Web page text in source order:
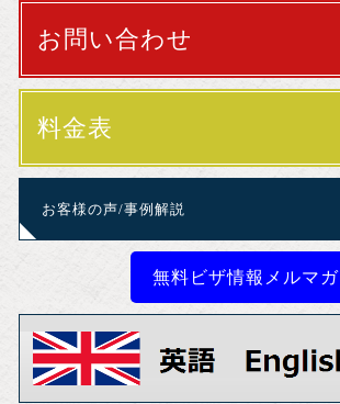
お問い合わせ
料金表
お客様の声/事例解説
無料ビザ情報メルマガ